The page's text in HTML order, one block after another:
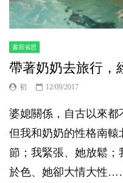
書寫省思
帶著奶奶去旅行，
初 12/09/2017
婆媳關係，自古以來都
但我和奶奶的性格南
節；我緊張、她放鬆
於色、她卻大情大性